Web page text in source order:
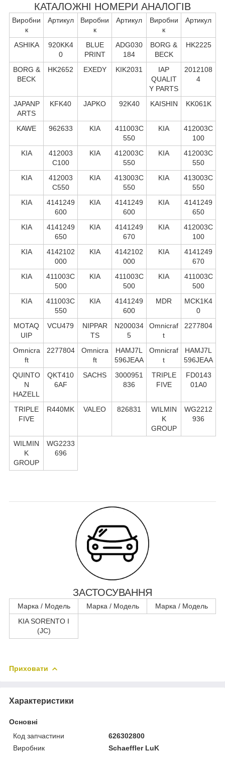
КАТАЛОЖНІ НОМЕРИ АНАЛОГІВ
Виробни
к
Артикул
Виробни
к
Артикул
Виробни
к
Артикул
ASHIKA
920KK4
0
BLUE
PRINT
ADG030
184
BORG &
BECK
HK2225
BORG &
BECK
HK2652 EXEDY KIK2031
IAP
QUALIT
Y PARTS
2012108
4
JAPANP
ARTS
KFK40 JAPKO 92K40 KAISHIN KK061K
KAWE 962633 KIA
411003C
550
KIA
412003C
100
KIA
412003
C100
KIA
412003C
550
KIA
412003C
550
KIA
412003
C550
KIA
413003C
550
KIA
413003C
550
KIA
4141249
600
KIA
4141249
600
KIA
4141249
650
KIA
4141249
650
KIA
4141249
670
KIA
412003C
100
KIA
4142102
000
KIA
4142102
000
KIA
4141249
670
KIA
411003C
500
KIA
411003C
500
KIA
411003C
500
KIA
411003C
550
KIA
4141249
600
MDR
MCK1K4
0
MOTAQ
UIP
VCU479
NIPPAR
TS
N200034
5
Omnicraf
t
2277804
Omnicra
ft
2277804
Omnicra
ft
HAMJ7L
596JEAA
Omnicraf
t
HAMJ7L
596JEAA
QUINTO
N
HAZELL
QKT410
6AF
SACHS
3000951
836
TRIPLE
FIVE
FD0143
01A0
TRIPLE
FIVE
R440MK VALEO 826831
WILMIN
K
GROUP
WG2212
936
WILMIN
K
GROUP
WG2233
696
ЗАСТОСУВАННЯ
Марка / Модель Марка / Модель
Марка / Модель
KIA SORENTO I
(JC)
Приховати
Характеристики
Основні
Код запчастини
626302800
Виробник
Schaeffler LuK